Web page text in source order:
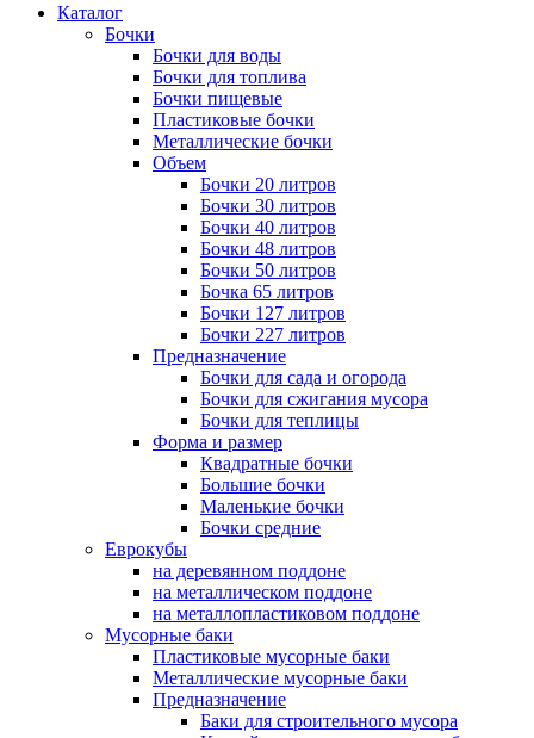
Каталог
Бочки
Бочки для воды
Бочки для топлива
Бочки пищевые
Пластиковые бочки
Металлические бочки
Объем
Бочки 20 литров
Бочки 30 литров
Бочки 40 литров
Бочки 48 литров
Бочки 50 литров
Бочка 65 литров
Бочки 127 литров
Бочки 227 литров
Предназначение
Бочки для сада и огорода
Бочки для сжигания мусора
Бочки для теплицы
Форма и размер
Квадратные бочки
Большие бочки
Маленькие бочки
Бочки средние
Еврокубы
на деревянном поддоне
на металлическом поддоне
на металлопластиковом поддоне
Мусорные баки
Пластиковые мусорные баки
Металлические мусорные баки
Предназначение
Баки для строительного мусора